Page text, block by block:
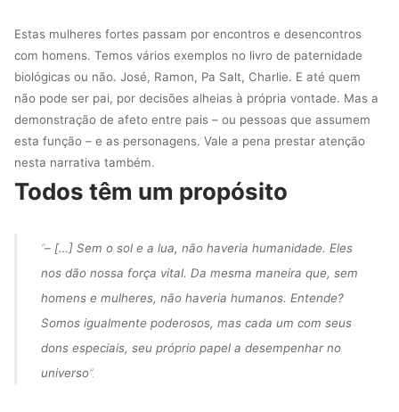
Estas mulheres fortes passam por encontros e desencontros
com homens. Temos vários exemplos no livro de paternidade
biológicas ou não. José, Ramon, Pa Salt, Charlie. E até quem
não pode ser pai, por decisões alheias à própria vontade. Mas a
demonstração de afeto entre pais – ou pessoas que assumem
esta função – e as personagens. Vale a pena prestar atenção
nesta narrativa também.
Todos têm um propósito
“– […] Sem o sol e a lua, não haveria humanidade. Eles
nos dão nossa força vital. Da mesma maneira que, sem
homens e mulheres, não haveria humanos. Entende?
Somos igualmente poderosos, mas cada um com seus
dons especiais, seu próprio papel a desempenhar no
universo”.